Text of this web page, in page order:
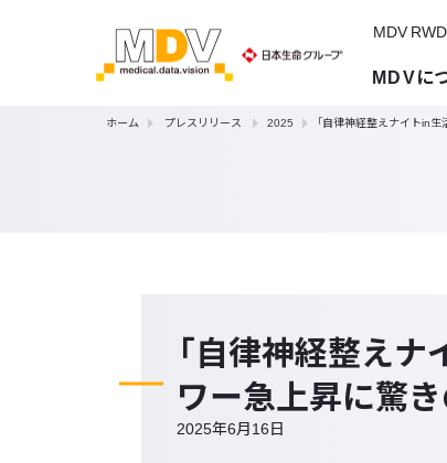
MDV
MDVに
ホーム プレスリリース 2025 「自律神経整えナイトin
「自律神経整え
ワー急上昇に驚
2025年6月16日